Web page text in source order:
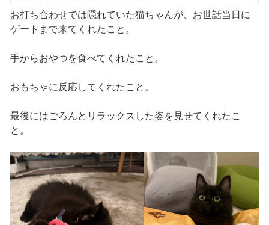
お打ち合わせでは隠れていた猫ちゃんが、お世話当日に
ゲートまで来てくれたこと。
手からおやつを食べてくれたこと。
おもちゃに反応してくれたこと。
最後にはごろんとリラックスした姿を見せてくれたこ
と。